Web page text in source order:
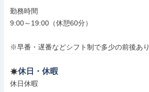
勤務時間
9:00～19:00（休憩60分）
※早番・遅番などシフト制で多少の前後あり
休日・休暇
休日休暇